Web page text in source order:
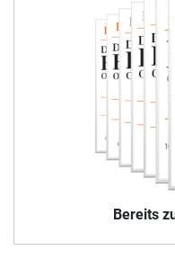
Bereits